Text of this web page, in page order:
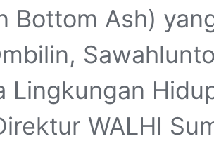
Bottom Ash)
Lingkungan
WALHI